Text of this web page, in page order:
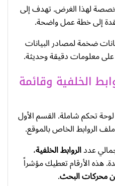
لهذا الغرض. تهدف إلى
إلى خطة عمل واضحة.
ضخمة لمصادر البيانات
معلومات دقيقة وحديثة.
الخلفية وقائمة
تحكم شاملة. القسم الأول
الروابط الخاص بالموقع.
عددالروابط الخلفية،
هذه الأرقام تعطيك مؤشراً
محركات البحث.